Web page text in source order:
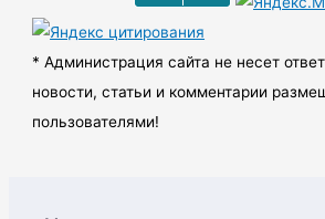
ы
* Администрация сайта не несет
новости, статьи и комментарии
пользователями!